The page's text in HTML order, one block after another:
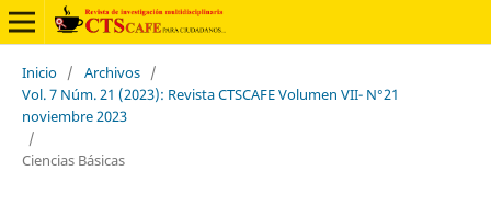
Inicio / Archivos /
Vol. 7 Núm. 21 (2023): Revista CTSCAFE Volumen VII- N°21
noviembre 2023
/
Ciencias Básicas